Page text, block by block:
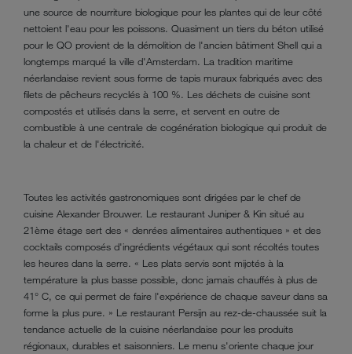
une source de nourriture biologique pour les plantes qui de leur côté
nettoient l'eau pour les poissons. Quasiment un tiers du béton utilisé
pour le QO provient de la démolition de l'ancien bâtiment Shell qui a
longtemps marqué la ville d'Amsterdam. La tradition maritime
néerlandaise revient sous forme de tapis muraux fabriqués avec des
filets de pêcheurs recyclés à 100 %. Les déchets de cuisine sont
compostés et utilisés dans la serre, et servent en outre de
combustible à une centrale de cogénération biologique qui produit de
la chaleur et de l'électricité.
Toutes les activités gastronomiques sont dirigées par le chef de
cuisine Alexander Brouwer. Le restaurant Juniper & Kin situé au
21ème étage sert des « denrées alimentaires authentiques » et des
cocktails composés d'ingrédients végétaux qui sont récoltés toutes
les heures dans la serre. « Les plats servis sont mijotés à la
température la plus basse possible, donc jamais chauffés à plus de
41° C, ce qui permet de faire l'expérience de chaque saveur dans sa
forme la plus pure. » Le restaurant Persijn au rez-de-chaussée suit la
tendance actuelle de la cuisine néerlandaise pour les produits
régionaux, durables et saisonniers. Le menu s'oriente chaque jour